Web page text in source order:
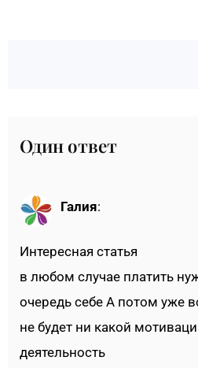
Один ответ
Галия:
Интересная статья
в любом случае платить
очередь себе А потом уже
не будет ни какой
деятельность